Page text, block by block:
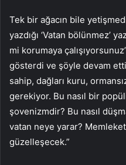
Tek bir ağacın bile
yazdığı ‘Vatan bölünmez’
mi korumaya
gösterdi ve şöyle devam
sahip, dağları kuru,
gerekiyor. Bu nasıl bir
şovenizmdir? Bu nasıl
vatan neye yarar?
güzelleşecek.”